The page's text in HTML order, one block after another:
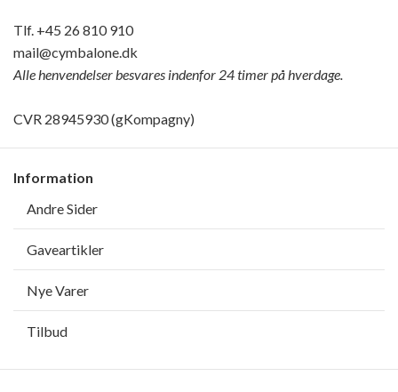
Tlf. +45 26 810 910
mail@cymbalone.dk
Alle henvendelser besvares indenfor 24 timer på hverdage.
CVR 28945930 (gKompagny)
Information
Andre Sider
Gaveartikler
Nye Varer
Tilbud